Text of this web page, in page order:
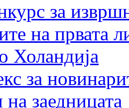
за
на првата
Холандија
за
заедницата